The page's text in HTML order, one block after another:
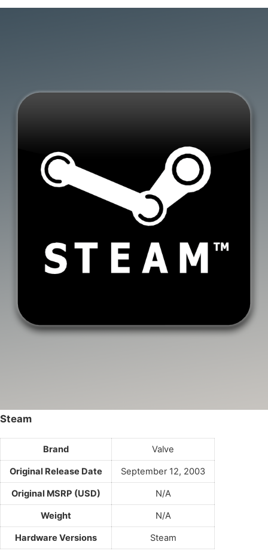
Steam
Brand Valve
Original Release Date September 12, 2003
Original MSRP (USD) N/A
Weight N/A
Hardware Versions Steam